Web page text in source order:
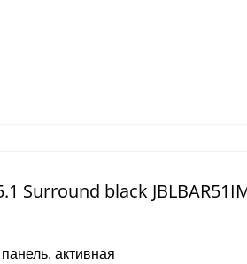
Surround black
активная